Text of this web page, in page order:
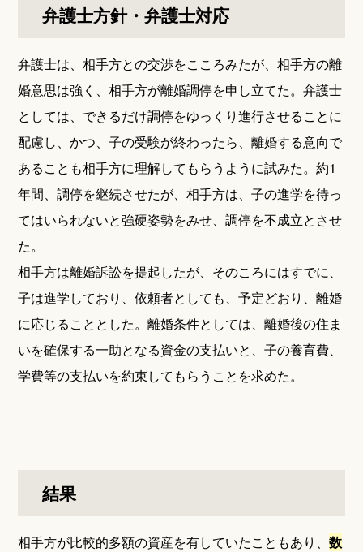
弁護士方針・弁護士対応
弁護士は、相手方との交渉をこころみたが、相手方の離
婚意思は強く、相手方が離婚調停を申し立てた。弁護士
としては、できるだけ調停をゆっくり進行させることに
配慮し、かつ、子の受験が終わったら、離婚する意向で
あることも相手方に理解してもらうように試みた。約1
年間、調停を継続させたが、相手方は、子の進学を待っ
てはいられないと強硬姿勢をみせ、調停を不成立とさせ
た。
相手方は離婚訴訟を提起したが、そのころにはすでに、
子は進学しており、依頼者としても、予定どおり、離婚
に応じることとした。離婚条件としては、離婚後の住ま
いを確保する一助となる資金の支払いと、子の養育費、
学費等の支払いを約束してもらうことを求めた。
結果
相手方が比較的多額の資産を有していたこともあり、数